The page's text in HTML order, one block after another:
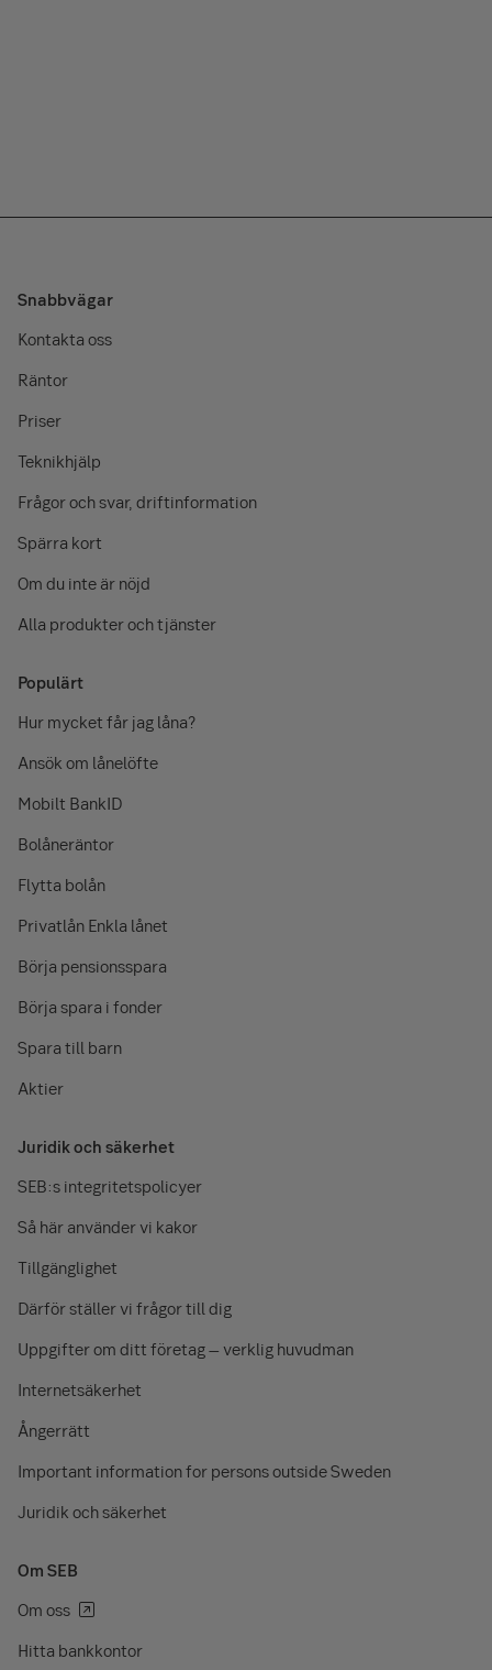
Snabbvägar
Kontakta oss
Räntor
Priser
Teknikhjälp
Frågor och svar, driftinformation
Spärra kort
Om du inte är nöjd
Alla produkter och tjänster
Populärt
Hur mycket får jag låna?
Ansök om lånelöfte
Mobilt BankID
Bolåneräntor
Flytta bolån
Privatlån Enkla lånet
Börja pensionsspara
Börja spara i fonder
Spara till barn
Aktier
Juridik och säkerhet
SEB:s integritetspolicyer
Så här använder vi kakor
Tillgänglighet
Därför ställer vi frågor till dig
Uppgifter om ditt företag – verklig huvudman
Internetsäkerhet
Ångerrätt
Important information for persons outside Sweden
Juridik och säkerhet
Om SEB
Om oss
Hitta bankkontor